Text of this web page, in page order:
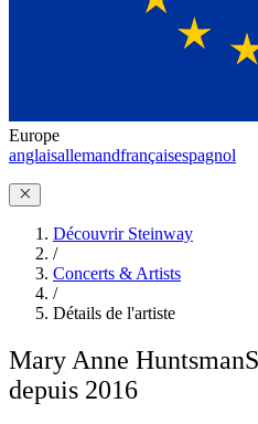
Europe
anglaisallemandfrançaisespagnol
Découvrir Steinway
/
Concerts & Artists
/
Détails de l'artiste
Mary Anne Huntsman
depuis 2016